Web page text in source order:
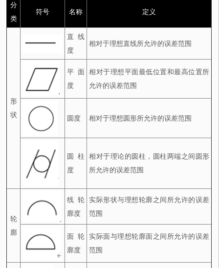
分
类
符号 名称 定义
形
状
直线
度
相对于理想直线所允许的误差范围
平面
度
相对于理想平面最低位置和最高位置所
允许的误差范围
圆度 相对于理想圆形所允许的误差范围
圆柱
度
相对于理论的圆柱，圆柱两端之间圆形
所允许的误差范围
轮
廓
线轮
廓度
实际形状与理想轮廓之间所允许的误差
范围
面轮
廓度
实际面与理想轮廓面之间所允许的误差
范围